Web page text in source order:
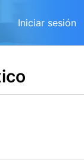
Iniciar sesión